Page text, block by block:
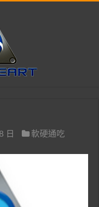
日
軟硬通吃